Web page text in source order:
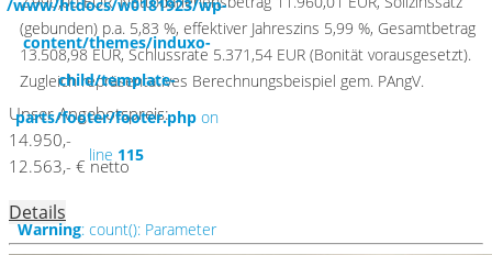
(gebunden) p.a. 5,83 %, effektiver Jahreszins 5,99 %, Gesamtbetrag
13.508,98 EUR, Schlussrate 5.371,54 EUR (Bonität vorausgesetzt).
Zugleich repräsentatives Berechnungsbeispiel gem. PAngV.
Unser Angebotspreis:
14.950,-
12.563,- € netto
Details
/www/htdocs/w0181923/wp-
content/themes/induxo-
child/template-
parts/footer/footer.phpon
line 115
Warning: count(): Parameter